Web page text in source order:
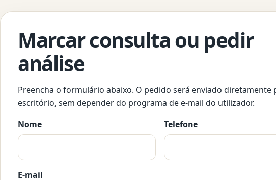
Marcar consulta ou pedir
análise
Preencha o formulário abaixo. O pedido será enviado diretamente
escritório, sem depender do programa de e-mail do utilizador.
Nome
Telefone
E-mail